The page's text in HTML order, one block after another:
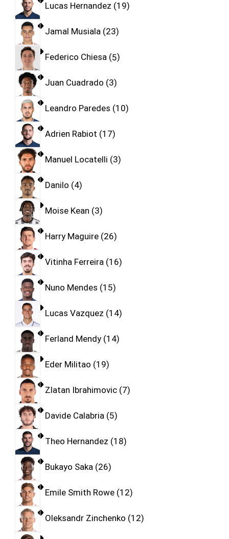
Lucas Hernandez 19
Jamal Musiala 23
Federico Chiesa 5
Juan Cuadrado 3
Leandro Paredes 10
Adrien Rabiot 17
Manuel Locatelli 3
Danilo 4
Moise Kean 3
Harry Maguire 26
Vitinha Ferreira 16
Nuno Mendes 15
Lucas Vazquez 14
Ferland Mendy 14
Eder Militao 19
Zlatan Ibrahimovic 7
Davide Calabria 5
Theo Hernandez 18
Bukayo Saka 26
Emile Smith Rowe 12
Oleksandr Zinchenko 12